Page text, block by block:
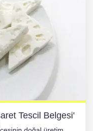
Tescil Belgesi'